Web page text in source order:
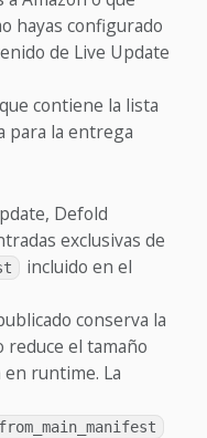
hayas configurado
de Live Update
contiene la lista
para la entrega
Defold
exclusivas de
incluido en el
conserva la
reduce el tamaño
runtime. La